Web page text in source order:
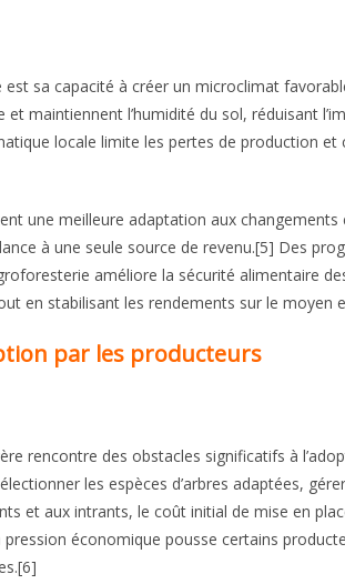
sa capacité à créer un microclimat
maintiennent l’humidité du sol, réduisant
locale limite les pertes de production et
une meilleure adaptation aux
à une seule source de revenu.[5] Des
améliore la sécurité alimentaire
en stabilisant les rendements sur le moyen
par les producteurs
rencontre des obstacles significatifs à
les espèces d’arbres adaptées,
et aux intrants, le coût initial de mise en
économique pousse certains